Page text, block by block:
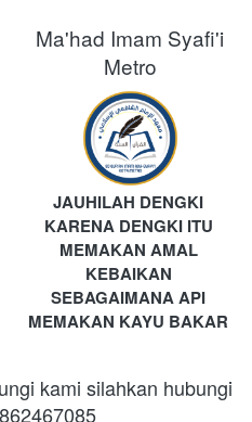
Ma'had Imam Syafi'i
Metro
JAUHILAH DENGKI
KARENA DENGKI ITU
MEMAKAN AMAL
KEBAIKAN
SEBAGAIMANA API
MEMAKAN KAYU BAKAR
kami silahkan hubungi